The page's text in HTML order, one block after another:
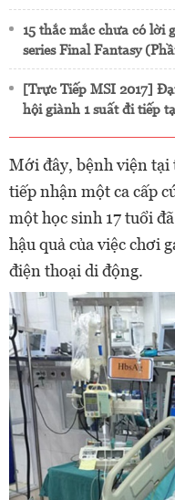
15 thắc mắc chưa có lời
series Final Fantasy
[Trực Tiếp MSI 2017]
hội giành 1 suất đi tiếp
Mới đây, bệnh viện tại
tiếp nhận một ca cấp
một học sinh 17 tuổi
hậu quả của việc chơi
điện thoại di động.